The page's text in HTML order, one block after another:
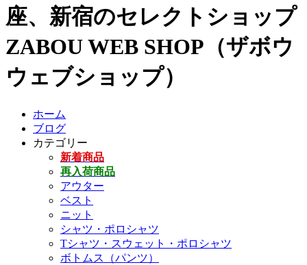
座、新宿のセレクトショップ
ZABOU WEB SHOP（ザボウ
ウェブショップ）
ホーム
ブログ
カテゴリー
新着商品
再入荷商品
アウター
ベスト
ニット
シャツ・ポロシャツ
Tシャツ・スウェット・ポロシャツ
ボトムス（パンツ）